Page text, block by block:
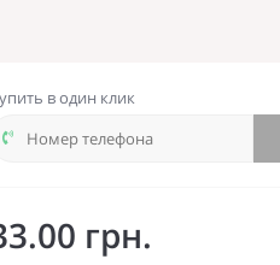
в один клик
грн.